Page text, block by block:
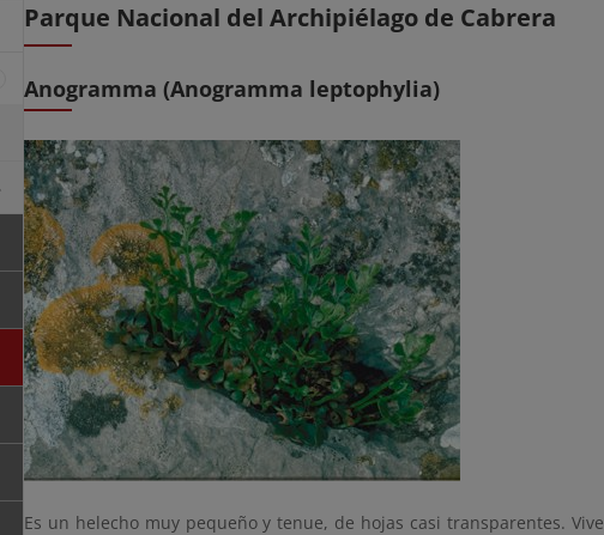
Parque Nacional del Archipiélago de Cabrera
Anogramma (Anogramma leptophylia)
Es un helecho muy pequeño y tenue, de hojas casi transparentes.